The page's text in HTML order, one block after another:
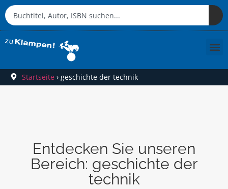
Startseite › geschichte der technik
Entdecken Sie unseren
Bereich: geschichte der
technik